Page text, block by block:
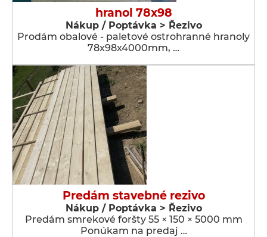
hranol 78x98
Nákup / Poptávka > Řezivo
Prodám obalové - paletové ostrohranné hranoly
78x98x4000mm, …
Predám stavebné rezivo
Nákup / Poptávka > Řezivo
Predám smrekové foršty 55 × 150 × 5000 mm
Ponúkam na predaj …